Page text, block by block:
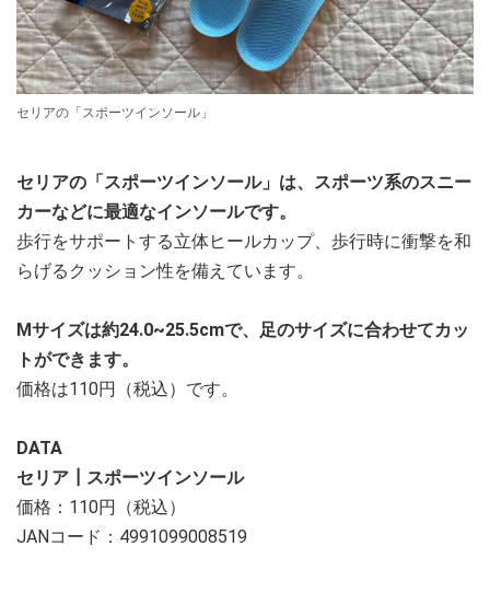
セリアの「スポーツインソール」
セリアの「スポーツインソール」は、スポーツ系のスニー
カーなどに最適なインソールです。
歩行をサポートする立体ヒールカップ、歩行時に衝撃を和
らげるクッション性を備えています。
Mサイズは約24.0~25.5cmで、足のサイズに合わせてカッ
トができます。
価格は110円（税込）です。
DATA
セリア┃スポーツインソール
価格：110円（税込）
JANコード：4991099008519